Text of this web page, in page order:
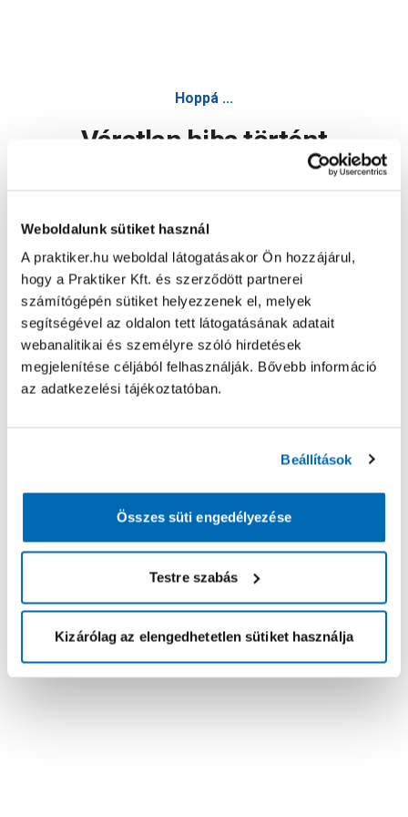
Weboldalunk sütiket használ
A praktiker.hu weboldal látogatásakor Ön hozzájárul,
hogy a Praktiker Kft. és szerződött partnerei
számítógépén sütiket helyezzenek el, melyek
segítségével az oldalon tett látogatásának adatait
webanalitikai és személyre szóló hirdetések
megjelenítése céljából felhasználják. Bővebb információ
az adatkezelési tájékoztatóban.
Beállítások
Összes süti engedélyezése
Testre szabás
Kizárólag az elengedhetetlen sütiket használja
Hoppá ...
Váratlan hiba történt
Oldal újratöltése